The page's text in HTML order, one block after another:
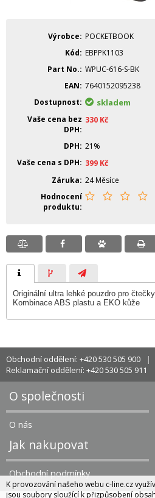
Výrobce
POCKETBOOK
Kód
EBPPK1103
Part No. WPUC-616-S-BK
EAN 7640152095238
Dostupnost
skladem
Vaše cena bez
DPH
330 Kč
DPH 21%
Vaše cena s DPH
399 Kč
Záruka 24 Měsíce
Hodnocení
produktu
Originální ultra lehké pouzdro pro
Kombinace ABS plastu a EKO kůže
Obchodní oddělení: +420 530 505 900
Reklamační oddělení: +420 530 505 911
O společnosti
O nás
Jak nakupovat
Obchodní podmínky
K provozování našeho webu c-line.cz
jsou soubory sloužící k přizpůsobení